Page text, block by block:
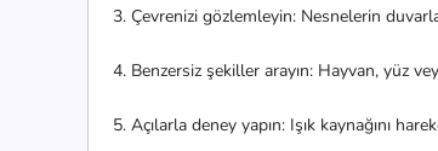
3. Çevrenizi gözlemleyin: Nesnelerin
4. Benzersiz şekiller arayın: Hayvan, yüz
5. Açılarla deney yapın: Işık kaynağını